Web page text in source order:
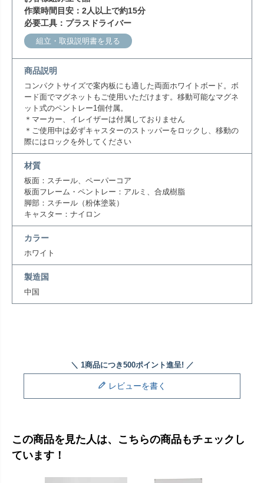
作業時間目安：2人以上で約15分
必要工具：プラスドライバー
組立・取扱説明書を見る
商品説明
コンパクトサイズで案内板にも適した両面ホワイトボード。ボ
ード面でマグネットもご使用いただけます。移動可能なマグネ
ット式のペントレー1個付属。
＊マーカー、イレイザーは付属しておりません
＊ご使用中は必ずキャスターのストッパーをロックし、移動の
際にはロックを外してください
材質
板面：スチール、ペーパーコア
板面フレーム・ペントレー：アルミ、合成樹脂
脚部：スチール（粉体塗装）
キャスター：ナイロン
カラー
ホワイト
製造国
中国
レビューを書く
この商品を見た人は、こちらの商品もチェックし
ています！